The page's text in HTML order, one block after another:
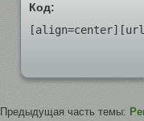
Код:
Предыдущая часть темы: